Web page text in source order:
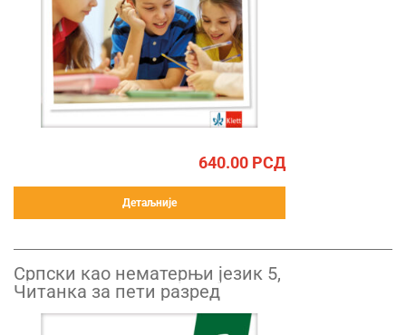
640.00 РСД
Детаљније
Српски као нематерњи језик 5,
Читанка за пети разред